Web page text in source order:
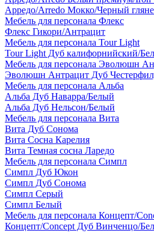
Арредо/Arredo Мокко/Черный
Мебель для персонала Флекс
Флекс Гикори/Антрацит
Мебель для персонала Tour Light
Tour Light Дуб калифорнийский/
Мебель для персонала Эволюшн
Эволюшн Антрацит Дуб
Мебель для персонала Альба
Альба Дуб Наварра/Белый
Альба Дуб Нельсон/Белый
Мебель для персонала Вита
Вита Дуб Сонома
Вита Сосна Карелия
Вита Темная сосна Ларедо
Мебель для персонала Симпл
Симпл Дуб Юкон
Симпл Дуб Сонома
Симпл Серый
Симпл Белый
Мебель для персонала Концепт/
Концепт/Concept Дуб Винченцо/